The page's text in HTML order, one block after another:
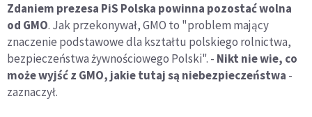
Zdaniem prezesa PiS Polska powinna pozostać wolna
od GMO. Jak przekonywał, GMO to "problem mający
znaczenie podstawowe dla kształtu polskiego rolnictwa,
bezpieczeństwa żywnościowego Polski". - Nikt nie wie, co
może wyjść z GMO, jakie tutaj są niebezpieczeństwa -
zaznaczył.